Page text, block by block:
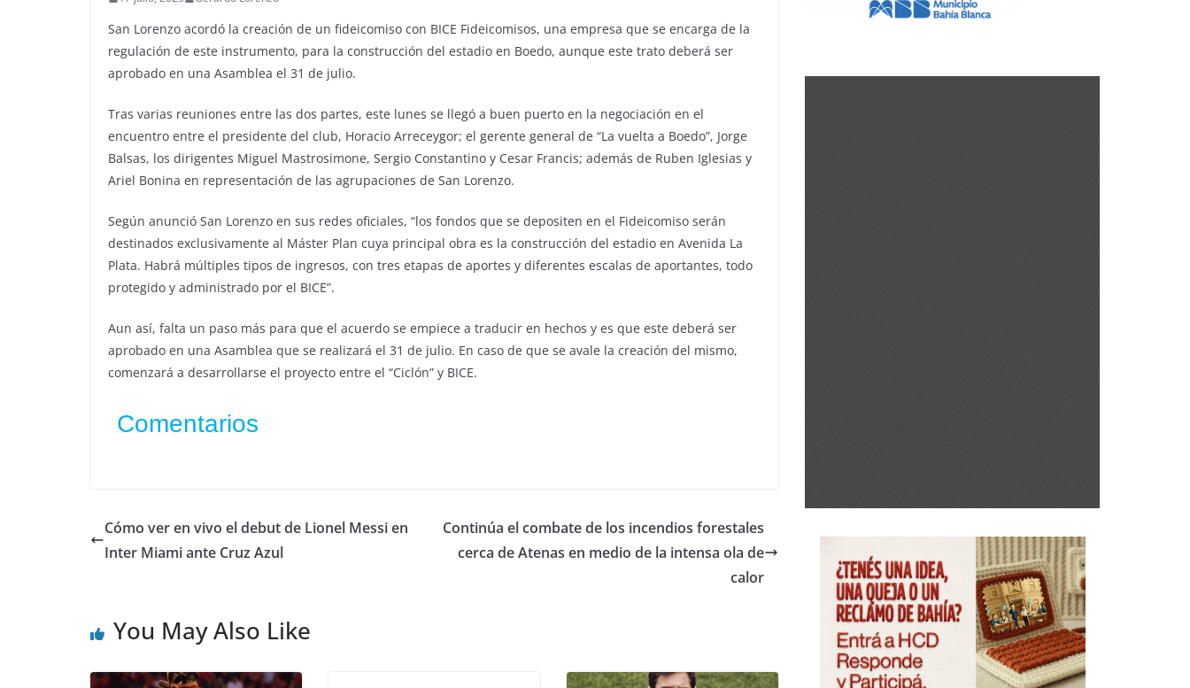
San Lorenzo acordó la creación de un fideicomiso con BICE Fideicomisos, una empresa que se encarga de la
regulación de este instrumento, para la construcción del estadio en Boedo, aunque este trato deberá ser
aprobado en una Asamblea el 31 de julio.
Tras varias reuniones entre las dos partes, este lunes se llegó a buen puerto en la negociación en el
encuentro entre el presidente del club, Horacio Arreceygor; el gerente general de “La vuelta a Boedo”, Jorge
Balsas, los dirigentes Miguel Mastrosimone, Sergio Constantino y Cesar Francis; además de Ruben Iglesias y
Ariel Bonina en representación de las agrupaciones de San Lorenzo.
Según anunció San Lorenzo en sus redes oficiales, “los fondos que se depositen en el Fideicomiso serán
destinados exclusivamente al Máster Plan cuya principal obra es la construcción del estadio en Avenida La
Plata. Habrá múltiples tipos de ingresos, con tres etapas de aportes y diferentes escalas de aportantes, todo
protegido y administrado por el BICE”.
Aun así, falta un paso más para que el acuerdo se empiece a traducir en hechos y es que este deberá ser
aprobado en una Asamblea que se realizará el 31 de julio. En caso de que se avale la creación del mismo,
comenzará a desarrollarse el proyecto entre el “Ciclón” y BICE.
Comentarios
Cómo ver en vivo el debut de Lionel Messi en
Inter Miami ante Cruz Azul
Continúa el combate de los incendios forestales
cerca de Atenas en medio de la intensa ola de
calor
You May Also Like